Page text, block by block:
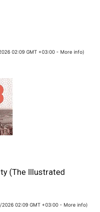
02:09 GMT +03:00 - More info)
(The Illustrated
02:09 GMT +03:00 - More info)